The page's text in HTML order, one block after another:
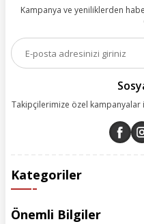
olanakları sunuyoruz.
esas alarak yürütüyoruz.
Kampanya ve yeniliklerden
Takipçilerimize özel
Kategoriler
Önemli Bilgiler